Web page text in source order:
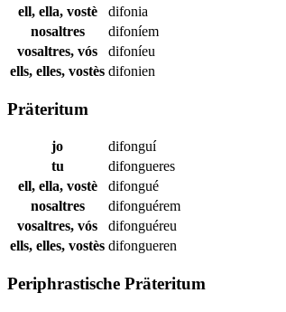
ell, ella, vostè
difonia
nosaltres
difoníem
vosaltres, vós
difoníeu
ells, elles, vostès difonien
Präteritum
jo
difonguí
tu
difongueres
ell, ella, vostè
difongué
nosaltres
difonguérem
vosaltres, vós
difonguéreu
ells, elles, vostès difongueren
Periphrastische Präteritum